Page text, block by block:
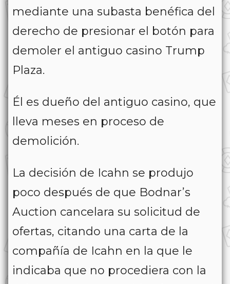
mediante una subasta benéfica del
derecho de presionar el botón para
demoler el antiguo casino Trump
Plaza.
Él es dueño del antiguo casino, que
lleva meses en proceso de
demolición.
La decisión de Icahn se produjo
poco después de que Bodnar’s
Auction cancelara su solicitud de
ofertas, citando una carta de la
compañía de Icahn en la que le
indicaba que no procediera con la